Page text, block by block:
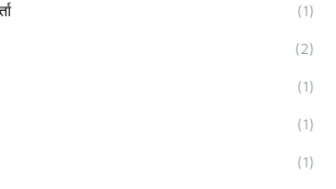
(1)
(2)
(1)
(1)
(1)